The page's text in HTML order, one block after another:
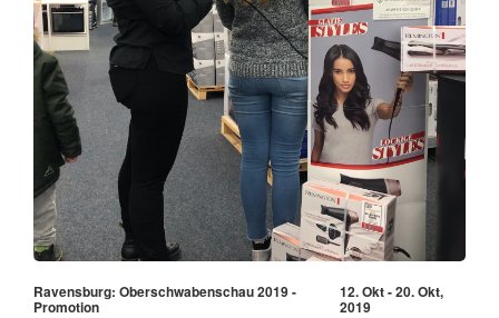
Ravensburg: Oberschwabenschau 2019 -
Promotion
12. Okt - 20. Okt,
2019